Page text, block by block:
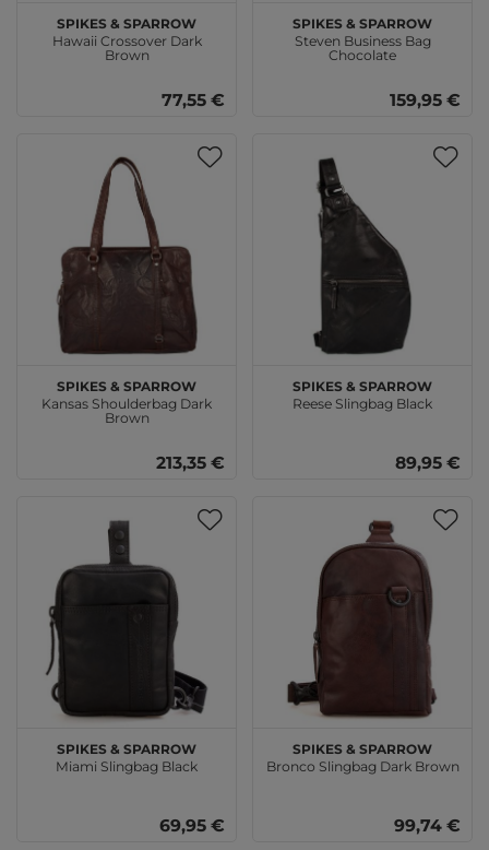
SPIKES & SPARROW
Hawaii Crossover Dark
Brown
77,55 €
SPIKES & SPARROW
Steven Business Bag
Chocolate
159,95 €
SPIKES & SPARROW
Kansas Shoulderbag Dark
Brown
213,35 €
SPIKES & SPARROW
Reese Slingbag Black
89,95 €
SPIKES & SPARROW
Miami Slingbag Black
69,95 €
SPIKES & SPARROW
Bronco Slingbag Dark Brown
99,74 €